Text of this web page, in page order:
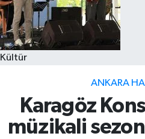
Kültür
ANKARA
Karagöz
müzikali